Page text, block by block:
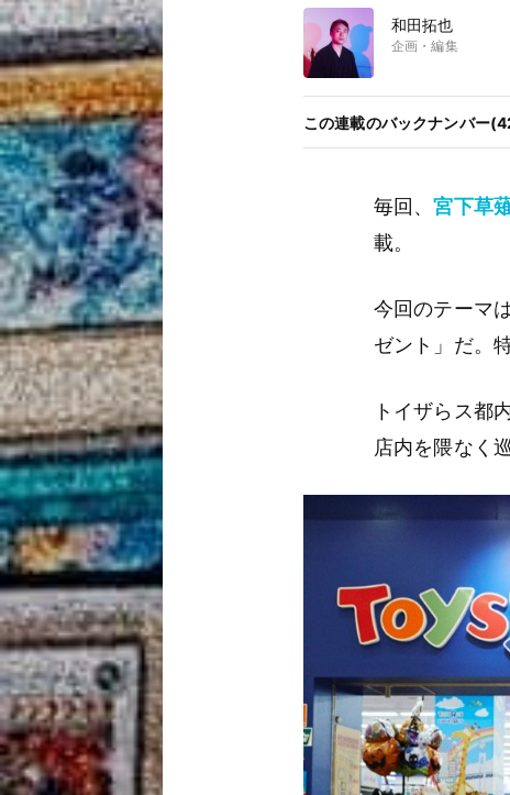
和田拓也
企画・編集
この連載のバックナンバー
毎回、宮下草
載。
今回のテーマ
ゼント」だ。
トイザらス都
店内を隈なく